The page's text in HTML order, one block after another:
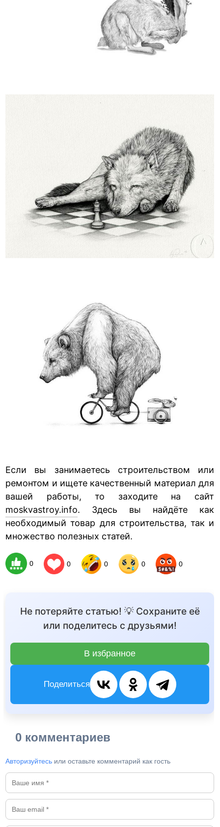
Если вы занимаетесь строительством или
ремонтом и ищете качественный материал для
вашей работы, то заходите на сайт
moskvastroy.info. Здесь вы найдёте как
необходимый товар для строительства, так и
множество полезных статей.
0 0 0 0 0
Не потеряйте статью! 💡 Сохраните её
или поделитесь с друзьями!
В избранное
Поделиться
0 комментариев
Авторизуйтесь или оставьте комментарий как гость